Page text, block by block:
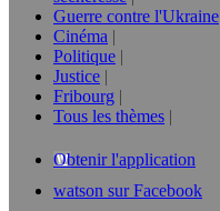
Guerre contre l'Ukraine
Cinéma
Politique
Justice
Fribourg
Tous les thèmes
Obtenir l'application
watson sur Facebook